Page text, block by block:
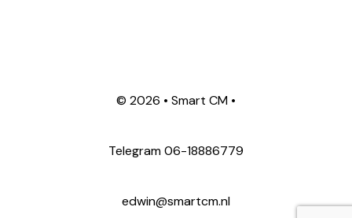
© 2026 • Smart CM •
Telegram06-18886779
edwin@smartcm.nl